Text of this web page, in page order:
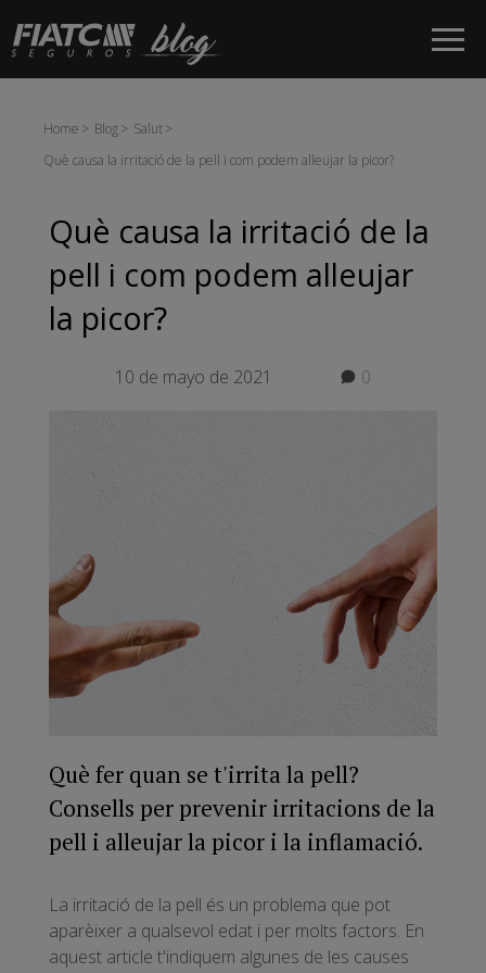
Salta al contingut principal
Home Blog
Salut
Què causa la irritació de la pell i com podem alleujar la picor?
Què causa la irritació de la
pell i com podem alleujar
la picor?
10 de mayo de 2021 0
Què fer quan se t'irrita la pell?
Consells per prevenir irritacions de la
pell i alleujar la picor i la inflamació.
La irritació de la pell és un problema que pot
aparèixer a qualsevol edat i per molts factors. En
aquest article t'indiquem algunes de les causes